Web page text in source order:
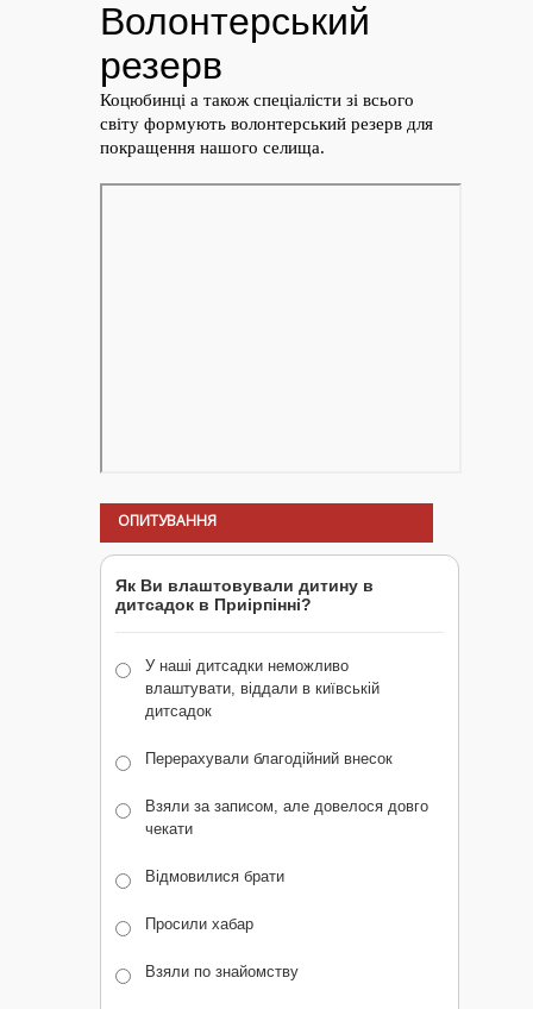
ОПИТУВАННЯ
Як Ви влаштовували дитину в
дитсадок в Приірпінні?
У наші дитсадки неможливо
влаштувати, віддали в київській
дитсадок
Перерахували благодійний внесок
Взяли за записом, але довелося довго
чекати
Відмовилися брати
Просили хабар
Взяли по знайомству